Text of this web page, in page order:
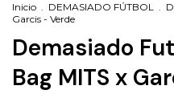
Inicio . DEMASIADO FÚTBOL .
Garcis - Verde
Demasiado
Bag MITS x